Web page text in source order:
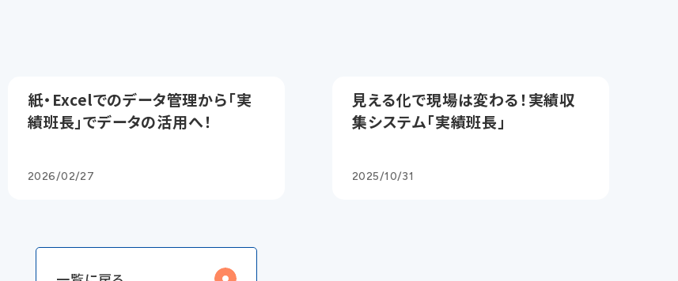
紙・Excelでのデータ管理から「実
績班長」でデータの活用へ！
2026/02/27
見える化で現場は変わる！実績収
集システム「実績班長」
2025/10/31